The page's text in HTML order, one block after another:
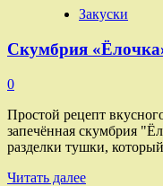
из
с
аджикой
Закуски
Скумбрия
0
Простой рецепт
запечённая скумбрия
разделки тушки, который
Читать далееПрочитать